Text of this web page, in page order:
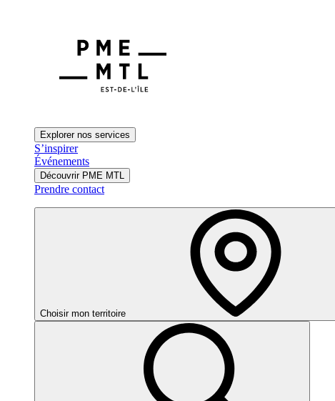
Explorer nos services
S’inspirer
Événements
Découvrir PME MTL
Prendre contact
Choisir mon territoire